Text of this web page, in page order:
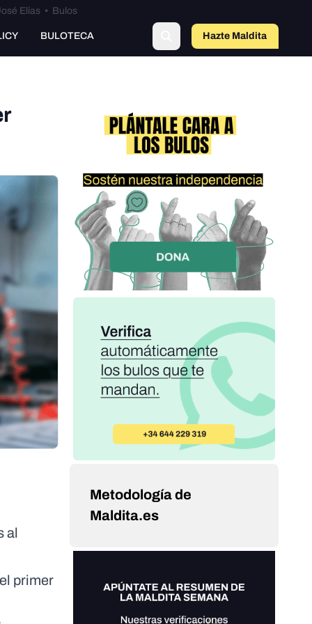
Elías• Bulos
BULOTECA Hazte Maldito
al
primer
Metodología de
Maldita.es